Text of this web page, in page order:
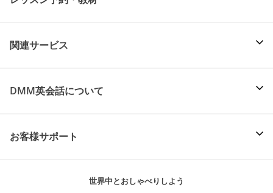
関連サービス
DMM英会話について
お客様サポート
世界中とおしゃべりしよう